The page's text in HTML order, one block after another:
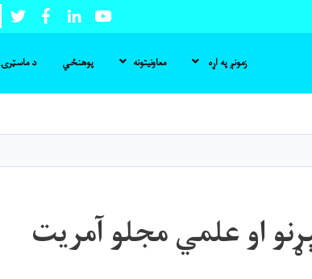
Youtube
LinkedIn
Facebook
لټون
زمونږ په اړه معاونیتونه پوهنځي د ماسټرۍ
او علمي مجلو آمريت